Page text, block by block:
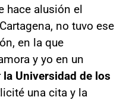
hace alusión el
no tuvo ese
en la que
y yo en un
la Universidad de los
una cita y la